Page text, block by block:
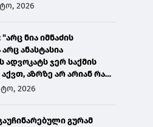
2026
"არც ნია იმნაძის
ანასტასია
ადვოკატს ჯერ საქმის
აზრზე არ არიან რა
2026
გურამ